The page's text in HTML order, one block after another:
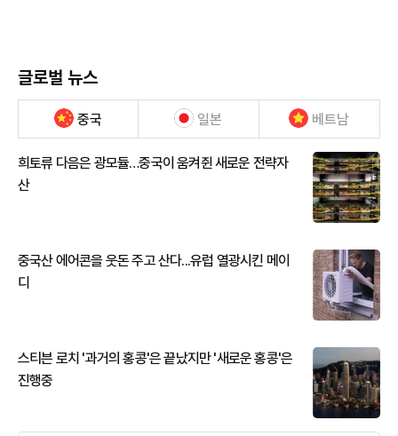
글로벌 뉴스
중국 일본 베트남
희토류 다음은 광모듈…중국이 움켜쥔 새로운 전략자
산
중국산 에어콘을 웃돈 주고 산다...유럽 열광시킨 메이
디
스티븐 로치 '과거의 홍콩'은 끝났지만 '새로운 홍콩'은
진행중